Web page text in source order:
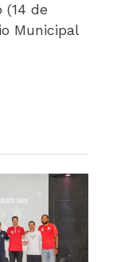
de
Municipal